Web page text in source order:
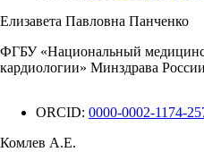
Елизавета Павловна Панченко
ФГБУ «Национальный
кардиологии» Минздрава России
ORCID: 0000-0002-1174-
Комлев А.Е.